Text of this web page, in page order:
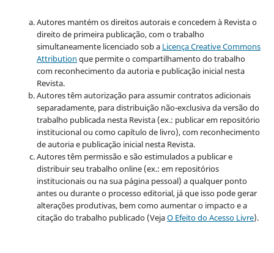
Autores mantém os direitos autorais e concedem à Revista o
direito de primeira publicação, com o trabalho
simultaneamente licenciado sob a Licença Creative Commons
Attribution que permite o compartilhamento do trabalho
com reconhecimento da autoria e publicação inicial nesta
Revista.
Autores têm autorização para assumir contratos adicionais
separadamente, para distribuição não-exclusiva da versão do
trabalho publicada nesta Revista (ex.: publicar em repositório
institucional ou como capítulo de livro), com reconhecimento
de autoria e publicação inicial nesta Revista.
Autores têm permissão e são estimulados a publicar e
distribuir seu trabalho online (ex.: em repositórios
institucionais ou na sua página pessoal) a qualquer ponto
antes ou durante o processo editorial, já que isso pode gerar
alterações produtivas, bem como aumentar o impacto e a
citação do trabalho publicado (VejaO Efeito do Acesso Livre).